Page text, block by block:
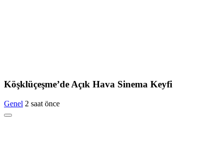
Köşklüçeşme’de Açık Hava Sinema Keyfi
Genel 2 saat önce